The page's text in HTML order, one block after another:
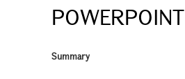
POWERPOINT
Summary